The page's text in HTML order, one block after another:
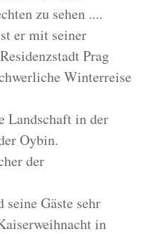
zu sehen ....
er mit seiner
Prag
Winterreise
Landschaft in der
Oybin.
der
Gäste sehr
in